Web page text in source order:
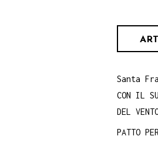
Santa
CON IL
DEL
PATTO